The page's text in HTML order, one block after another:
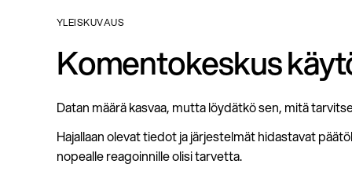
YLEISKUVAUS
Komentokeskus
Datan määrä kasvaa, mutta löydätkö sen, mitä
Hajallaan olevat tiedot ja järjestelmät hidastavat
nopealle reagoinnille olisi tarvetta.